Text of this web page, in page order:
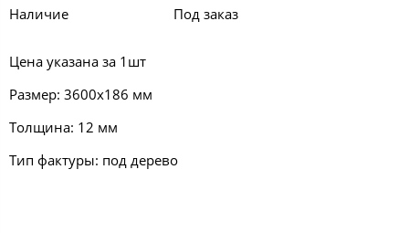
Наличие Под заказ
Цена указана за 1шт
Размер: 3600х186 мм
Толщина: 12 мм
Тип фактуры: под дерево